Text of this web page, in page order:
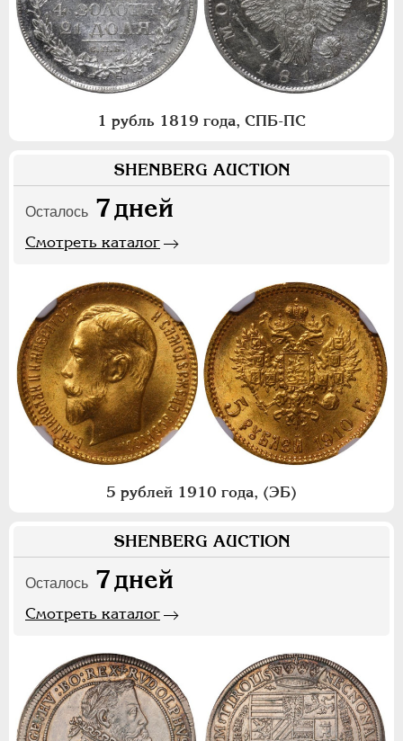
1 рубль 1819 года, СПБ-ПС
SHENBERG AUCTION
Осталось 7дней
Смотреть каталог
5 рублей 1910 года, (ЭБ)
SHENBERG AUCTION
Осталось 7дней
Смотреть каталог